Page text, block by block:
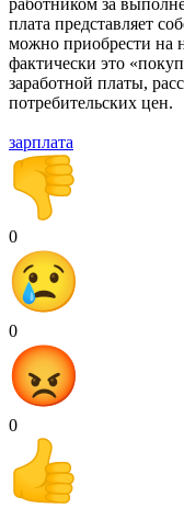
плата представляет
можно приобрести на
фактически это
заработной платы,
потребительских цен.
зарплата
0
0
0